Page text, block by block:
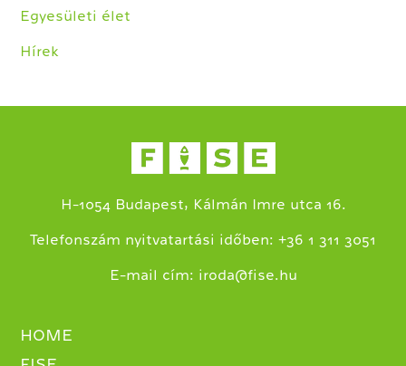
Egyesületi élet
Hírek
H-1054 Budapest, Kálmán Imre utca 16.
Telefonszám nyitvatartási időben: +36 1 311 3051
E-mail cím: iroda@fise.hu
HOME